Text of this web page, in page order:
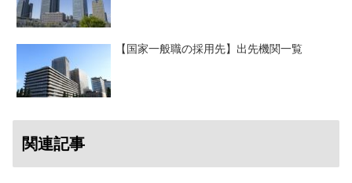
【国家一般職の採用先】出先機関一覧
関連記事